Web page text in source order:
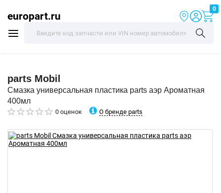
europart.ru
0
parts Mobil
Смазка универсальная пластика parts аэр Ароматная
400мл
0 оценок О бренде parts